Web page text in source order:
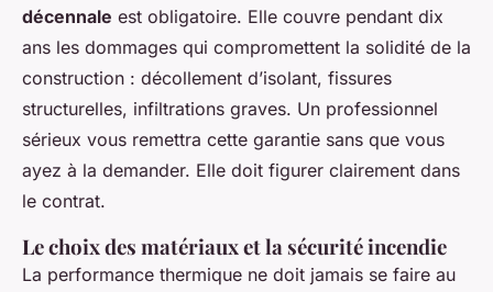
décennale est obligatoire. Elle couvre pendant dix
ans les dommages qui compromettent la solidité de la
construction : décollement d’isolant, fissures
structurelles, infiltrations graves. Un professionnel
sérieux vous remettra cette garantie sans que vous
ayez à la demander. Elle doit figurer clairement dans
le contrat.
Le choix des matériaux et la sécurité incendie
La performance thermique ne doit jamais se faire au